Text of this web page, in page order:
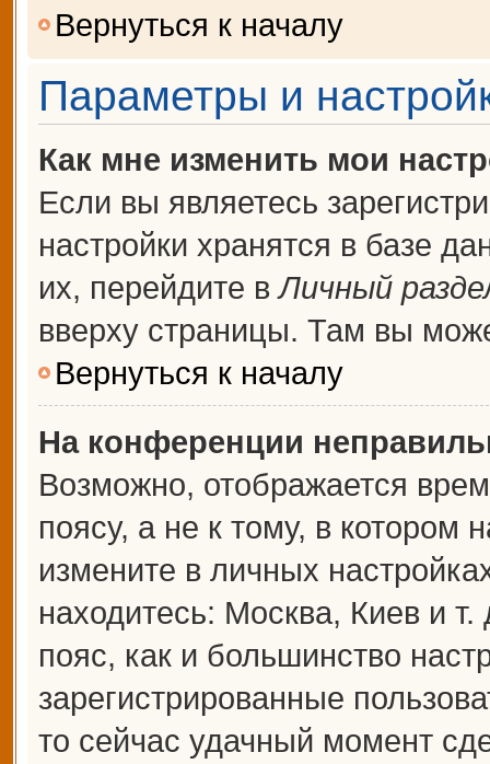
Вернуться к началу
Параметры и
Как мне изменить мои
Если вы являетесь
настройки хранятся в базе
их, перейдите вЛичный
вверху страницы. Там вы
Вернуться к началу
На конференции
Возможно, отображается
поясу, а не к тому, в котором
измените в личных
находитесь: Москва, Киев и
пояс, как и большинство
зарегистрированные
то сейчас удачный момент